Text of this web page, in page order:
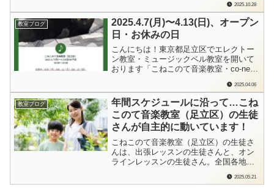
3人で弾いて、11月の発表会を目指してい
ます！こちらのブログは、東京都足立区
のエレクトーン教室・ミュージックベル
教室「こねこのて音楽教室・co-nekoみ...
2025.10.28
教室ブログ
2025.4.7(月)〜4.13(日)、オープン
日・お休みの日
こんにちは！東京都足立区でエレクトー
ン教室・ミュージックベル教室を開いて
おります「こねこのて音楽教室・co-neko
毎週日曜日に、来週の教室オープン日、
おやすみの日をお知らせしております。
各ブログランキングに参加しています。
もしよろしかったら…ポチっと応援よろ
しく...
2025.04.06
教室ブログ
年間スケジュールに沿って…こね
このて音楽教室（足立区）の生徒
さんが自主的に動いています！
こねこのて音楽教室（足立区）の生徒さ
んは、出張レッスンの生徒さんと、オン
ラインレッスンの生徒さん。全国各地に
す。コロナ禍にスタートさせた「オンラ
2025.05.21